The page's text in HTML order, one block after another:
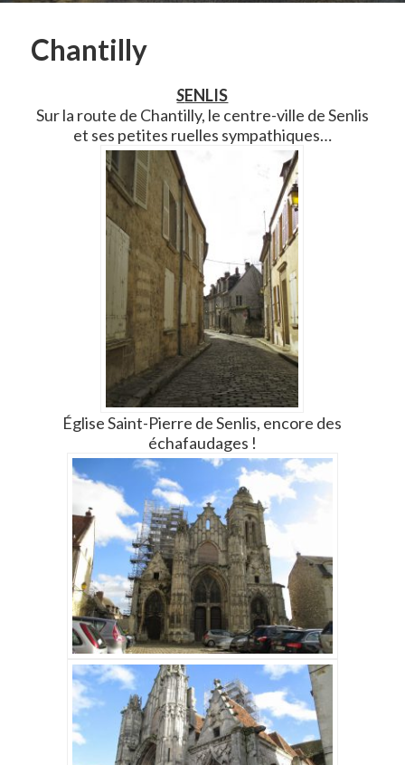
Chantilly
SENLIS
Sur la route de Chantilly, le centre-ville de Senlis
et ses petites ruelles sympathiques…
Église Saint-Pierre de Senlis, encore des
échafaudages !